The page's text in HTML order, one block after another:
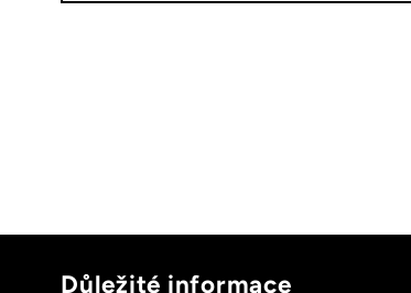
Důležité informace